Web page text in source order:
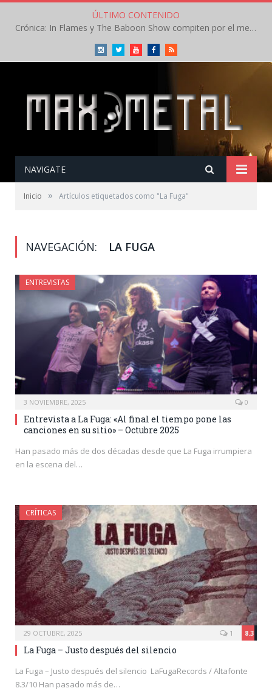
ÚLTIMO CONTENIDO
Crónica: In Flames y The Baboon Show compiten por el mejor concierto del día en el Leyendas del Rock – Viernes – Agosto 2026
InstagramTwitterYoutubeFacebookRSS
NAVIGATE
Inicio » Artículos etiquetados como "La Fuga"
NAVEGACIÓN: LA FUGA
ENTREVISTAS
3 NOVIEMBRE, 2025 0
Entrevista a La Fuga: «Al final el tiempo pone las
canciones en su sitio» – Octubre 2025
Han pasado más de dos décadas desde que La Fuga irrumpiera
en la escena del…
CRÍTICAS
29 OCTUBRE, 2025 8.3
1
La Fuga – Justo después del silencio
La Fuga – Justo después del silencio LaFugaRecords / Altafonte
8.3/10 Han pasado más de…